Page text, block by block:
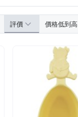
評價 價格低到高